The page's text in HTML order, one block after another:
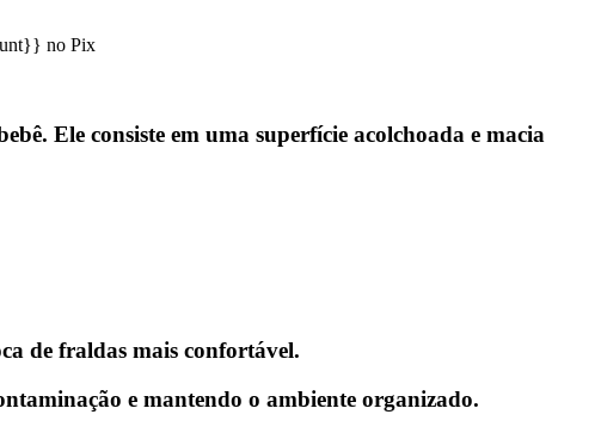
no Pix
Ele consiste em uma superfície acolchoada e macia
de fraldas mais confortável.
e mantendo o ambiente organizado.